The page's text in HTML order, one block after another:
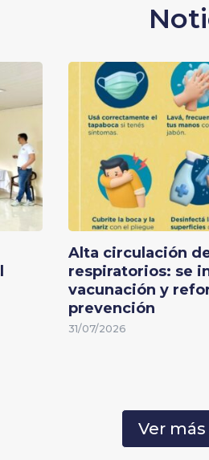
Alta circulación
respiratorios: se
vacunación y
prevención
31/07/2026
Ver